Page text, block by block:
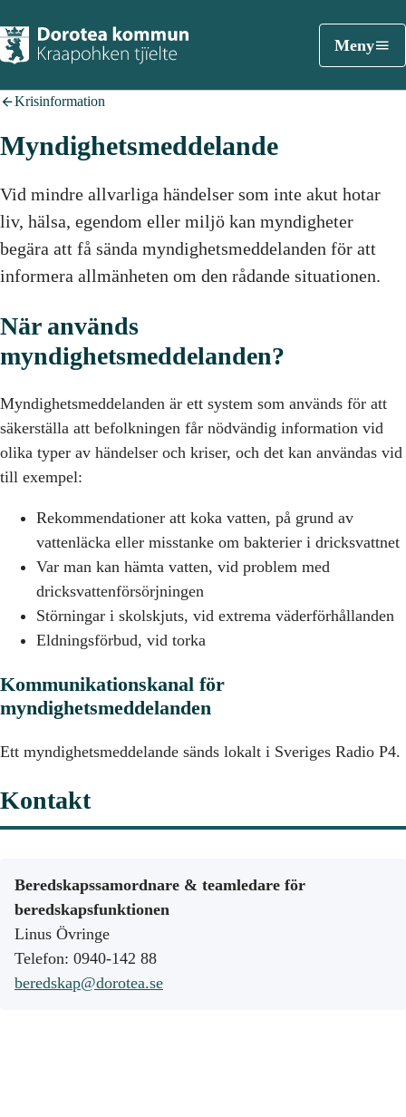
Meny
Krisinformation
Myndighetsmeddelande
Vid mindre allvarliga händelser som inte akut hotar
liv, hälsa, egendom eller miljö kan myndigheter
begära att få sända myndighetsmeddelanden för att
informera allmänheten om den rådande situationen.
När används
myndighetsmeddelanden?
Myndighetsmeddelanden är ett system som används för att
säkerställa att befolkningen får nödvändig information vid
olika typer av händelser och kriser, och det kan användas vid
till exempel:
Rekommendationer att koka vatten, på grund av
vattenläcka eller misstanke om bakterier i dricksvattnet
Var man kan hämta vatten, vid problem med
dricksvattenförsörjningen
Störningar i skolskjuts, vid extrema väderförhållanden
Eldningsförbud, vid torka
Kommunikationskanal för
myndighetsmeddelanden
Ett myndighetsmeddelande sänds lokalt i Sveriges Radio P4.
Kontakt
Beredskapssamordnare & teamledare för
beredskapsfunktionen
Linus Övringe
Telefon: 0940-142 88
beredskap@dorotea.se